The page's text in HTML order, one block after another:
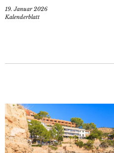
19. Januar 2026
Kalenderblatt